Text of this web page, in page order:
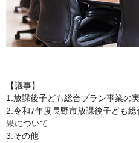
【議事】
1.放課後子ども総合プラン事業の
2.令和7年度長野市放課後子ども
果について
3.その他